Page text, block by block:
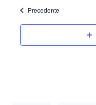
PrecedenteEventi